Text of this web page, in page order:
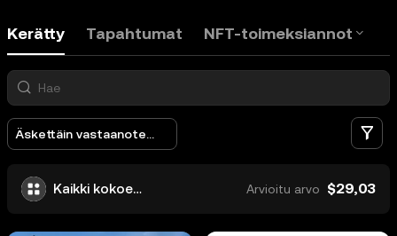
Kerätty Tapahtumat NFT-toimeksiannot
Äskettäin vastaanotettu
Kaikki kokoelmat Arvioitu arvo $29,03